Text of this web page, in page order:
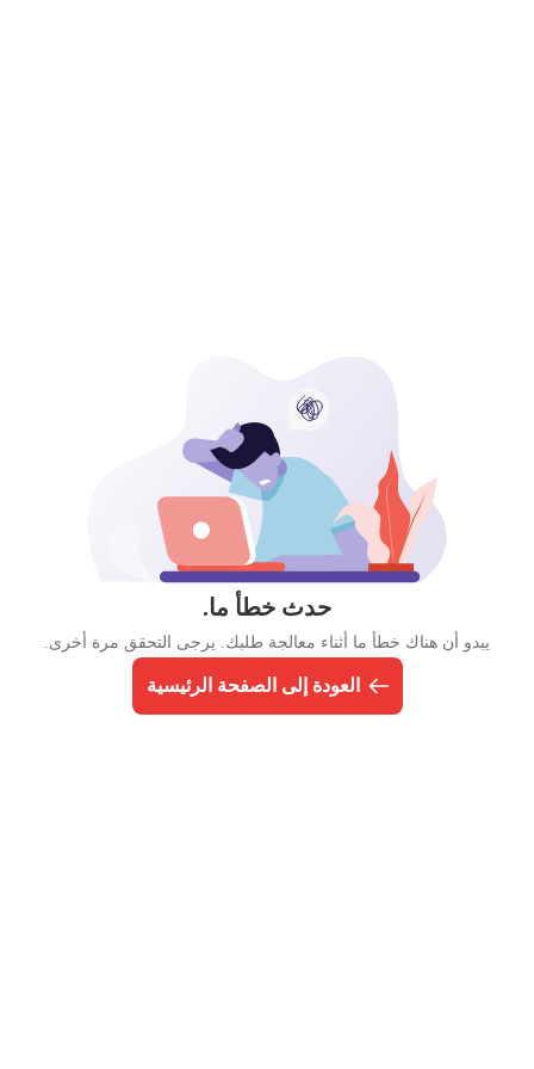
حدث خطأ ما.
يبدو أن هناك خطأ ما أثناء معالجة طلبك. يرجى التحقق مرة أخرى.
العودة إلى الصفحة الرئيسية